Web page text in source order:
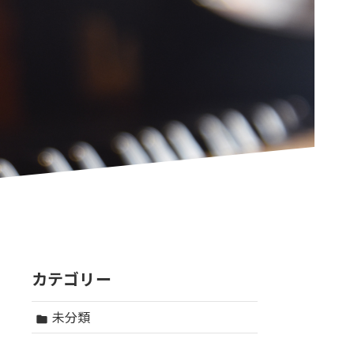
カテゴリー
folder 未分類